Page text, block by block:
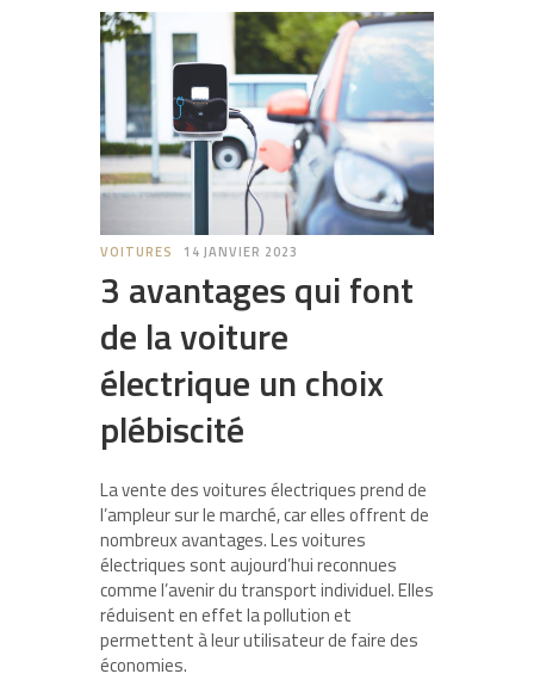
VOITURES 14 JANVIER 2023
3 avantages qui font
de la voiture
électrique un choix
plébiscité
La vente des voitures électriques prend de
l’ampleur sur le marché, car elles offrent de
nombreux avantages. Les voitures
électriques sont aujourd’hui reconnues
comme l’avenir du transport individuel. Elles
réduisent en effet la pollution et
permettent à leur utilisateur de faire des
économies.